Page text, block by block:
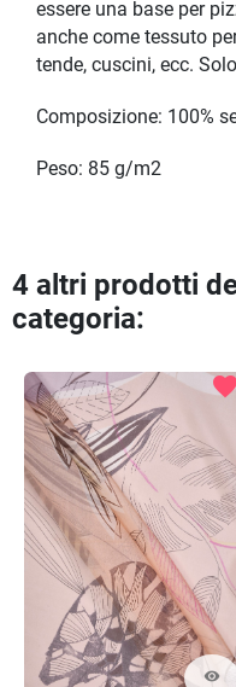
essere una base per
anche come tessuto
tende, cuscini, ecc.
Composizione: 100%
Peso: 85 g/m2
4 altri prodotti
categoria:
visibility